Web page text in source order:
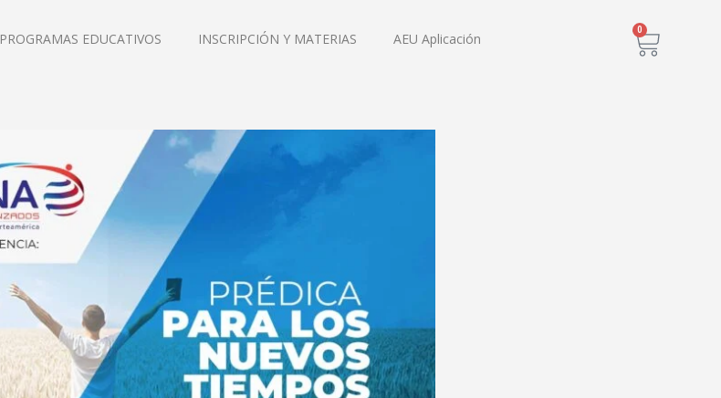
PROGRAMAS EDUCATIVOS INSCRIPCIÓN Y MATERIAS AEU Aplicación
0